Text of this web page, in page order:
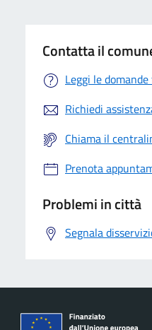
Contatta il
Leggi le
Richiedi
Chiama il
Prenota
Problemi in città
Segnala